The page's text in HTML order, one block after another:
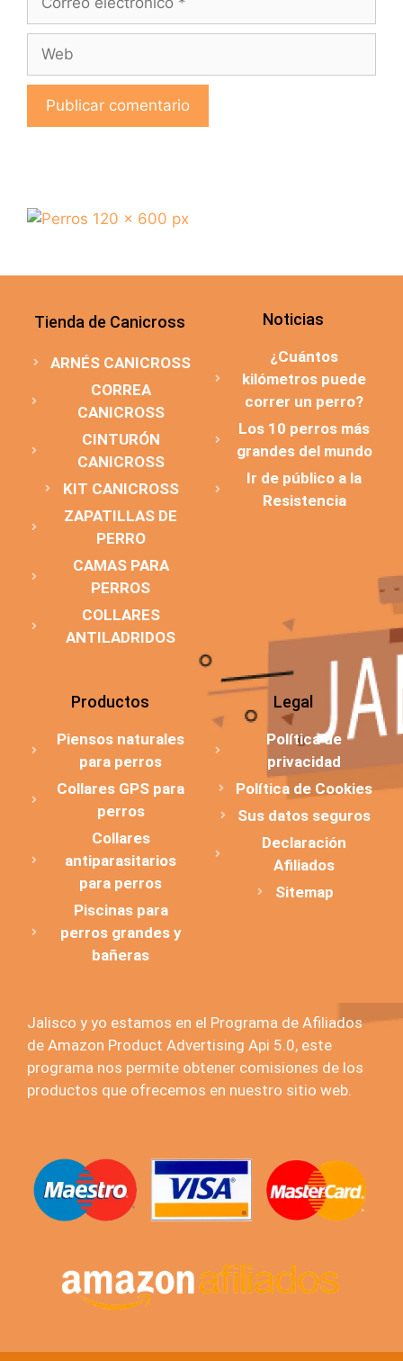
Tienda de Canicross
ARNÉS CANICROSS
CORREA
CANICROSS
CINTURÓN
CANICROSS
KIT CANICROSS
ZAPATILLAS DE
PERRO
CAMAS PARA
PERROS
COLLARES
ANTILADRIDOS
Noticias
¿Cuántos
kilómetros puede
correr un perro?
Los 10 perros más
grandes del mundo
Ir de público a la
Resistencia
Productos
Piensos naturales
para perros
Collares GPS para
perros
Collares
antiparasitarios
para perros
Piscinas para
perros grandes y
bañeras
Legal
Política de
privacidad
Política de Cookies
Sus datos seguros
Declaración
Afiliados
Sitemap
Jalisco y yo estamos en el Programa de Afiliados
de Amazon Product Advertising Api 5.0, este
programa nos permite obtener comisiones de los
productos que ofrecemos en nuestro sitio web.